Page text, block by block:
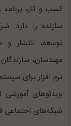
کسب و کار،
سازنده را
توسعه، انتشار و
مهندسان،
نرم افزار برای
ویدئوهای
شبکه‌های اجتماعی